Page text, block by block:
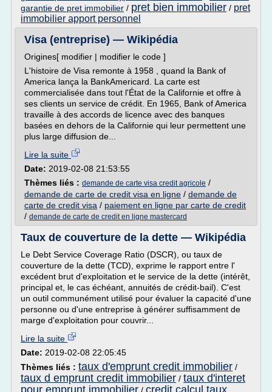
garantie de pret immobilier / pret bien immobilier / pret
immobilier apport personnel
Visa (entreprise) — Wikipédia
Origines[ modifier | modifier le code ]
L'histoire de Visa remonte à 1958 , quand la Bank of
America lança la BankAmericard. La carte est
commercialisée dans tout l'État de la Californie et offre à
ses clients un service de crédit. En 1965, Bank of America
travaille à des accords de licence avec des banques
basées en dehors de la Californie qui leur permettent une
plus large diffusion de...
Lire la suite
Date: 2019-02-08 21:53:55
Thèmes liés : demande de carte visa credit agricole /
demande de carte de credit visa en ligne / demande de
carte de credit visa / paiement en ligne par carte de credit
/ demande de carte de credit en ligne mastercard
Taux de couverture de la dette — Wikipédia
Le Debt Service Coverage Ratio (DSCR), ou taux de
couverture de la dette (TCD), exprime le rapport entre l'
excédent brut d'exploitation et le service de la dette (intérêt,
principal et, le cas échéant, annuités de crédit-bail). C'est
un outil communément utilisé pour évaluer la capacité d'une
personne ou d'une entreprise à générer suffisamment de
marge d'exploitation pour couvrir...
Lire la suite
Date: 2019-02-08 22:05:45
Thèmes liés : taux d'emprunt credit immobilier /
taux d emprunt credit immobilier / taux d'interet
pour emprunt immobilier credit calcul taux